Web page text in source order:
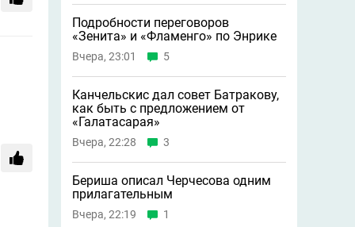
Подробности переговоров
«Зенита» и «Фламенго» по Энрике
Вчера, 23:01 5
Канчельскис дал совет Батракову,
как быть с предложением от
«Галатасарая»
Вчера, 22:28 3
Бериша описал Черчесова одним
прилагательным
Вчера, 22:19 1